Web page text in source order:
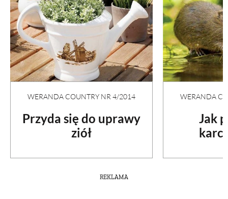
WERANDA COUNTRY NR 4/2014
Przyda się do uprawy
ziół
WERANDA
Jak
REKLAMA